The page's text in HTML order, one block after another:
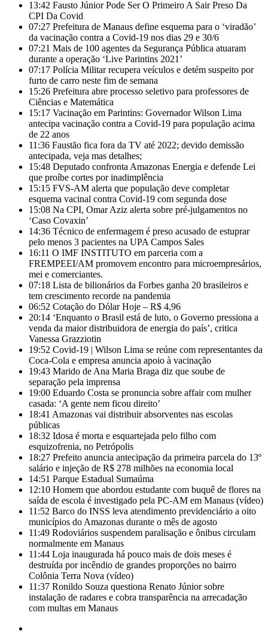
13:42 Fausto Júnior Pode Ser O Primeiro A Sair Preso Da
CPI Da Covid
07:27 Prefeitura de Manaus define esquema para o ‘viradão’
da vacinação contra a Covid-19 nos dias 29 e 30/6
07:21 Mais de 100 agentes da Segurança Pública atuaram
durante a operação ‘Live Parintins 2021’
07:17 Polícia Militar recupera veículos e detém suspeito por
furto de carro neste fim de semana
15:26 Prefeitura abre processo seletivo para professores de
Ciências e Matemática
15:17 Vacinação em Parintins: Governador Wilson Lima
antecipa vacinação contra a Covid-19 para população acima
de 22 anos
11:36 Faustão fica fora da TV até 2022; devido demissão
antecipada, veja mas detalhes;
15:48 Deputado confronta Amazonas Energia e defende Lei
que proíbe cortes por inadimplência
15:15 FVS-AM alerta que população deve completar
esquema vacinal contra Covid-19 com segunda dose
15:08 Na CPI, Omar Aziz alerta sobre pré-julgamentos no
‘Caso Covaxin’
14:36 Técnico de enfermagem é preso acusado de estuprar
pelo menos 3 pacientes na UPA Campos Sales
16:11 O IMF INSTITUTO em parceria com a
FREMPEEI/AM promovem encontro para microempresários,
mei e comerciantes.
07:18 Lista de bilionários da Forbes ganha 20 brasileiros e
tem crescimento recorde na pandemia
06:52 Cotação do Dólar Hoje – R$ 4,96
20:14 ‘Enquanto o Brasil está de luto, o Governo pressiona a
venda da maior distribuidora de energia do país’, critica
Vanessa Grazziotin
19:52 Covid-19 | Wilson Lima se reúne com representantes da
Coca-Cola e empresa anuncia apoio à vacinação
19:43 Marido de Ana Maria Braga diz que soube de
separação pela imprensa
19:00 Eduardo Costa se pronuncia sobre affair com mulher
casada: ‘A gente nem ficou direito’
18:41 Amazonas vai distribuir absorventes nas escolas
públicas
18:32 Idosa é morta e esquartejada pelo filho com
esquizofrenia, no Petrópolis
18:27 Prefeito anuncia antecipação da primeira parcela do 13º
salário e injeção de R$ 278 milhões na economia local
14:51 Parque Estadual Sumaúma
12:10 Homem que abordou estudante com buquê de flores na
saída de escola é investigado pela PC-AM em Manaus (vídeo)
11:52 Barco do INSS leva atendimento previdenciário a oito
municípios do Amazonas durante o mês de agosto
11:49 Rodoviários suspendem paralisação e ônibus circulam
normalmente em Manaus
11:44 Loja inaugurada há pouco mais de dois meses é
destruída por incêndio de grandes proporções no bairro
Colônia Terra Nova (vídeo)
11:37 Ronildo Souza questiona Renato Júnior sobre
instalação de radares e cobra transparência na arrecadação
com multas em Manaus